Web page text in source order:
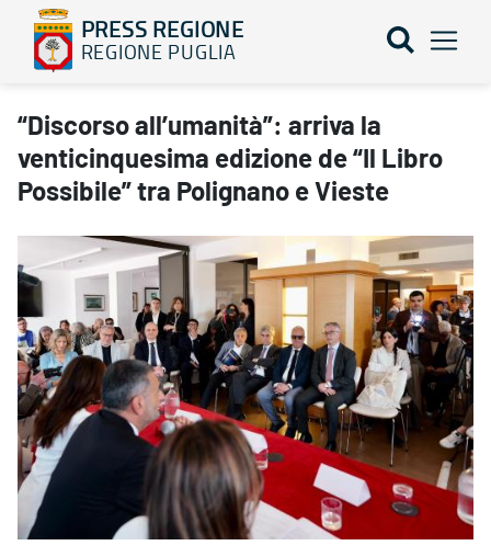
PRESS REGIONE
REGIONE PUGLIA
“Discorso all’umanità”: arriva la venticinquesima edizione de “Il
“Discorso all’umanità”: arriva la
venticinquesima edizione de “Il Libro
Possibile” tra Polignano e Vieste